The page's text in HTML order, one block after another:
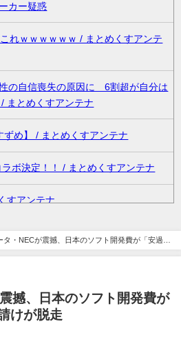
カー疑惑
ｗｗｗｗｗｗ / まとめくすアンテ
性の自信喪失の原因に 6割超が自分は
まとめくすアンテナ
ずめ】 / まとめくすアンテナ
ラボ決定！！ / まとめくすアンテナ
すアンテナ
、家族が猛反対。家族から信じられ
2chnaviヘッドライン
→途中で買い足し…50代公務員の“ド
ヘッドライン
タ・NECが震撼、日本のソフト開発費が「安過
撼、日本のソフト開発費が
けが脱走